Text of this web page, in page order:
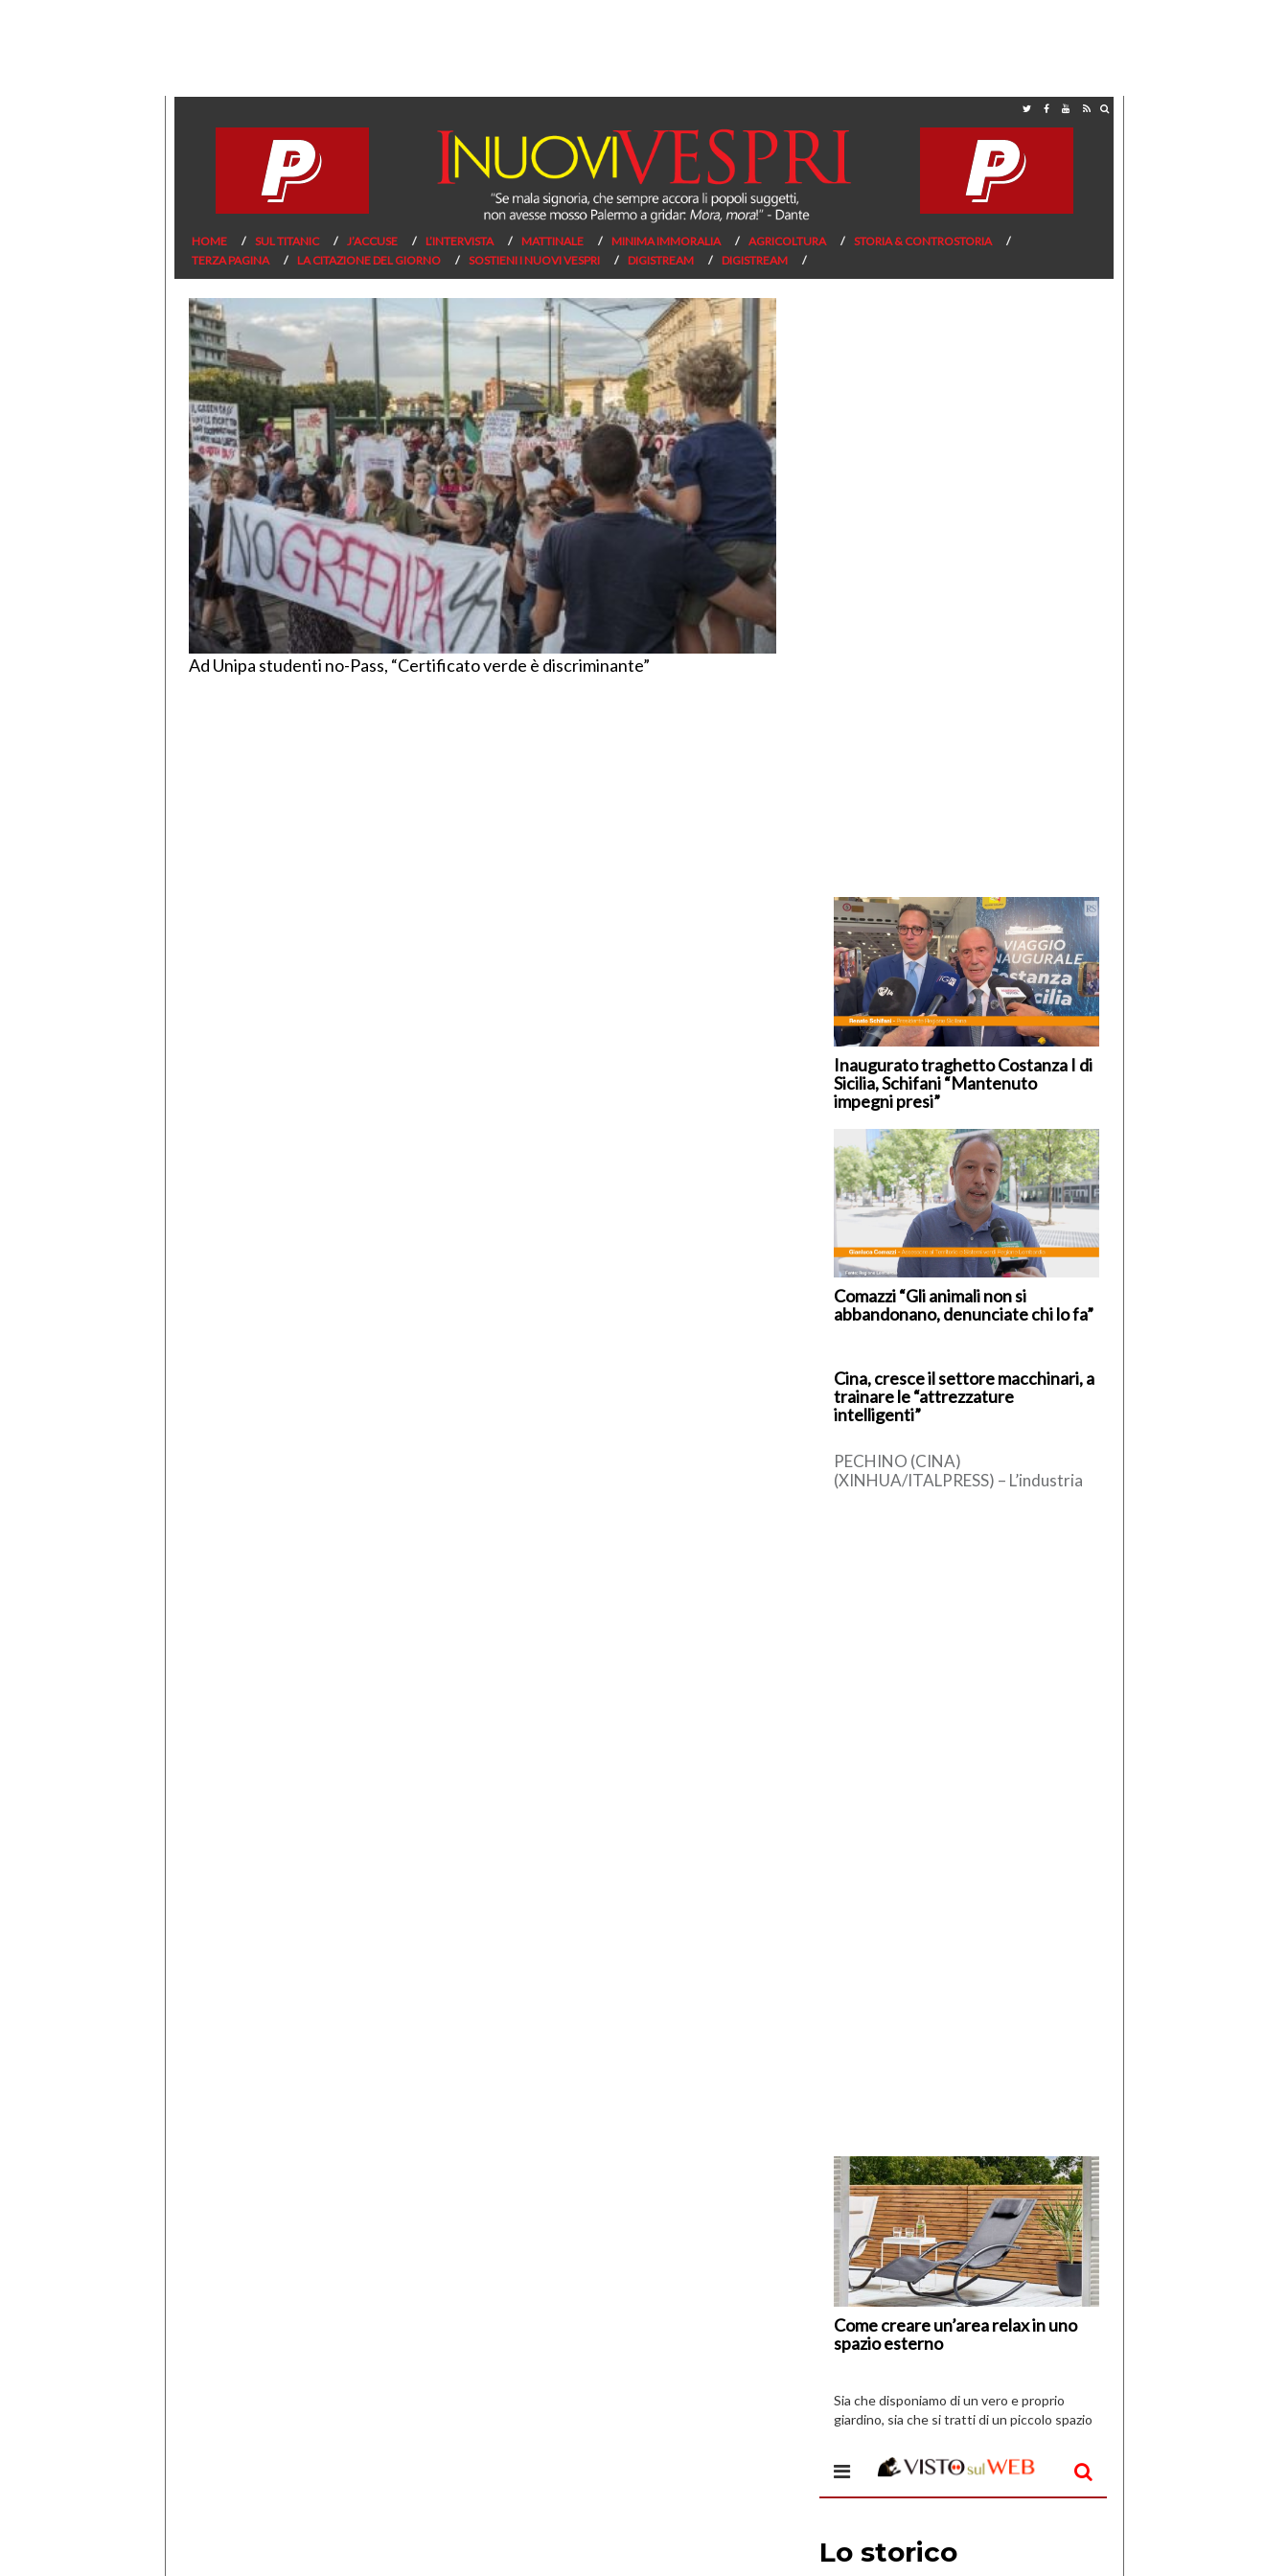
HOME SUL TITANIC J’ACCUSE L’INTERVISTA MATTINALE MINIMA IMMORALIA AGRICOLTURA
STORIA & CONTROSTORIA
TERZA PAGINA
LA CITAZIONE DEL GIORNO SOSTIENI I NUOVI VESPRI DIGISTREAM DIGISTREAM
Ad Unipa studenti no-Pass, “Certificato verde è discriminante”
Inaugurato traghetto Costanza I di
Sicilia, Schifani “Mantenuto
impegni presi”
Comazzi “Gli animali non si
abbandonano, denunciate chi lo fa”
Cina, cresce il settore macchinari, a
trainare le “attrezzature
intelligenti”
PECHINO (CINA)
(XINHUA/ITALPRESS) – L’industria
Come creare un’area relax in uno
spazio esterno
di
I
Vespri
Sia che disponiamo di un vero e proprio
giardino, sia che si tratti di un piccolo spazio